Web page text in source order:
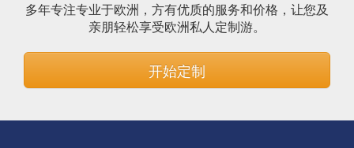
多年专注专业于欧洲，方有优质的服务和价格，让您及
亲朋轻松享受欧洲私人定制游。
开始定制